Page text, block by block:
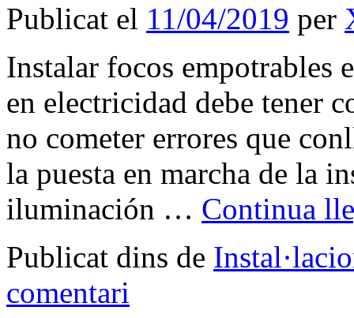
Publicat el 11/04/2019 per
Instalar focos empotrables
en electricidad debe tener
no cometer errores que
la puesta en marcha de la
iluminación … Continua
Publicat dins de
comentari